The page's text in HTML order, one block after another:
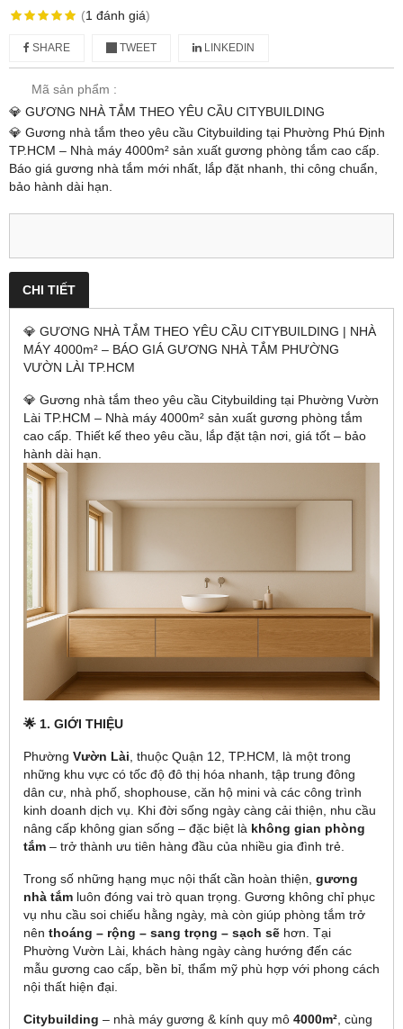
(1 đánh giá)
SHARE TWEET LINKEDIN
Mã sản phẩm :
💎 GƯƠNG NHÀ TẮM THEO YÊU CẦU CITYBUILDING
💎 Gương nhà tắm theo yêu cầu Citybuilding tại Phường Phú Định
TP.HCM – Nhà máy 4000m² sản xuất gương phòng tắm cao cấp.
Báo giá gương nhà tắm mới nhất, lắp đặt nhanh, thi công chuẩn,
bảo hành dài hạn.
CHI TIẾT
💎 GƯƠNG NHÀ TẮM THEO YÊU CẦU CITYBUILDING | NHÀ
MÁY 4000m² – BÁO GIÁ GƯƠNG NHÀ TẮM PHƯỜNG
VƯỜN LÀI TP.HCM
💎 Gương nhà tắm theo yêu cầu Citybuilding tại Phường Vườn
Lài TP.HCM – Nhà máy 4000m² sản xuất gương phòng tắm
cao cấp. Thiết kế theo yêu cầu, lắp đặt tận nơi, giá tốt – bảo
hành dài hạn.
🌟 1. GIỚI THIỆU
Phường Vườn Lài , thuộc Quận 12, TP.HCM, là một trong
những khu vực có tốc độ đô thị hóa nhanh, tập trung đông
dân cư, nhà phố, shophouse, căn hộ mini và các công trình
kinh doanh dịch vụ. Khi đời sống ngày càng cải thiện, nhu cầu
nâng cấp không gian sống – đặc biệt là không gian phòng
tắm – trở thành ưu tiên hàng đầu của nhiều gia đình trẻ.
Trong số những hạng mục nội thất cần hoàn thiện, gương
nhà tắm luôn đóng vai trò quan trọng. Gương không chỉ phục
vụ nhu cầu soi chiếu hằng ngày, mà còn giúp phòng tắm trở
nên thoáng – rộng – sang trọng – sạch sẽ hơn. Tại
Phường Vườn Lài, khách hàng ngày càng hướng đến các
mẫu gương cao cấp, bền bỉ, thẩm mỹ phù hợp với phong cách
nội thất hiện đại.
Citybuilding – nhà máy gương & kính quy mô 4000m² , cùng